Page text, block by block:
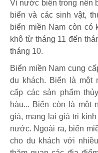
Vì nước biển trong nên
biển và các sinh vật,
biển miền Nam còn có
khô từ tháng 11 đến
tháng 10.
Biển miền Nam cung
du khách. Biển là một
cấp các sản phẩm
hàu... Biển còn là một
giá, mang lại giá trị
nước. Ngoài ra, biển
cho du khách với